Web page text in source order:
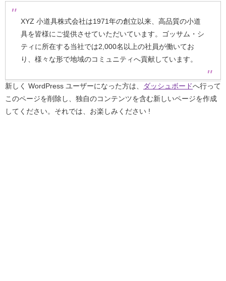
XYZ 小道具株式会社は1971年の創立以来、高品質の小道
具を皆様にご提供させていただいています。ゴッサム・シ
ティに所在する当社では2,000名以上の社員が働いてお
り、様々な形で地域のコミュニティへ貢献しています。
新しく WordPress ユーザーになった方は、 ダッシュボードへ行って
このページを削除し、独自のコンテンツを含む新しいページを作成
してください。それでは、お楽しみください !